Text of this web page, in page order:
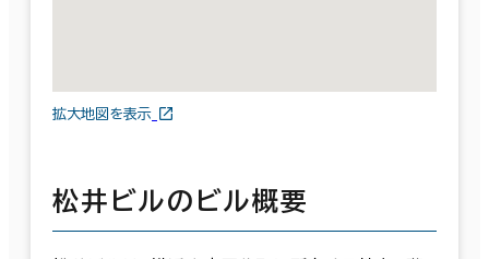
拡大地図を表示
松井ビルのビル概要